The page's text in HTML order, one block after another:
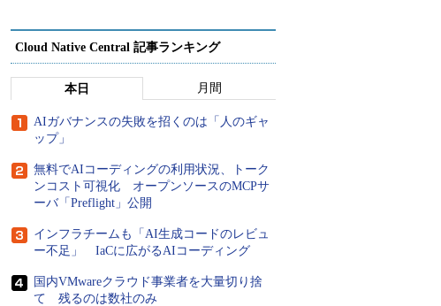
Cloud Native Central 記事ランキング
本日 月間
AIガバナンスの失敗を招くのは「人のギャ
ップ」
無料でAIコーディングの利用状況、トーク
ンコスト可視化 オープンソースのMCPサ
ーバ「Preflight」公開
インフラチームも「AI生成コードのレビュ
ー不足」 IaCに広がるAIコーディング
国内VMwareクラウド事業者を大量切り捨
て 残るのは数社のみ